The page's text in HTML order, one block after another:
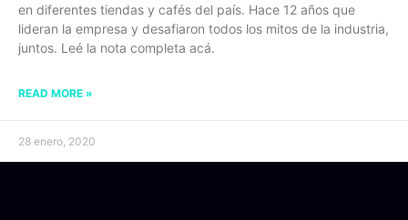
en diferentes tiendas y cafés del país. Hace 12 años que
lideran la empresa y desafiaron todos los mitos de la industria,
juntos. Leé la nota completa acá.
READ MORE »
28 enero, 2020